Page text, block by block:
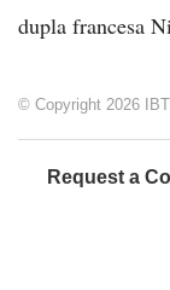
dupla francesa
© Copyright 2026
Request a